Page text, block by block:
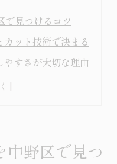
で見つけるコツ
ット技術で決まる
すさが大切な理由
美容室の特徴
理想の髪型
中野区で見つ